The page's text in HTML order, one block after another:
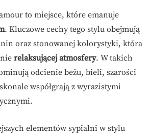
to miejsce, które emanuje
. Kluczowe cechy tego stylu obejmują
oraz stonowanej kolorystyki, która
relaksującej atmosfery. W takich
odcienie beżu, bieli, szarości
współgrają z wyrazistymi
elementów sypialni w stylu